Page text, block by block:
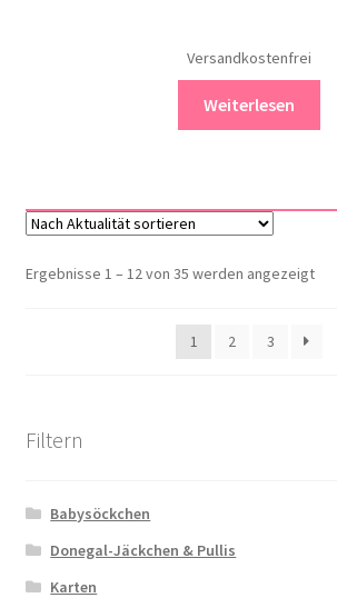
Versandkostenfrei
Weiterlesen
Ergebnisse 1 – 12 von 35 werden angezeigtNach
1
2 3
Filtern
Babysöckchen
Donegal-Jäckchen & Pullis
Karten